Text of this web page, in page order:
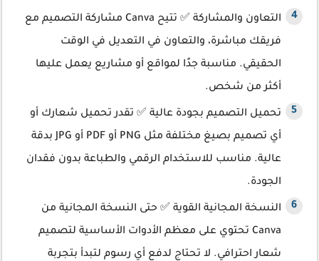
التعاون والمشاركة ✅ تتيح Canva مشاركة التصميم مع
فريقك مباشرة، والتعاون في التعديل في الوقت
الحقيقي. مناسبة جدًا لمواقع أو مشاريع يعمل عليها
أكثر من شخص.
تحميل التصميم بجودة عالية ✅ تقدر تحميل شعارك أو
أي تصميم بصيغ مختلفة مثل PNG أو PDF أو JPG بدقة
عالية. مناسب للاستخدام الرقمي والطباعة بدون فقدان
الجودة.
النسخة المجانية القوية ✅ حتى النسخة المجانية من
Canva تحتوي على معظم الأدوات الأساسية لتصميم
شعار احترافي. لا تحتاج لدفع أي رسوم لتبدأ بتجربة